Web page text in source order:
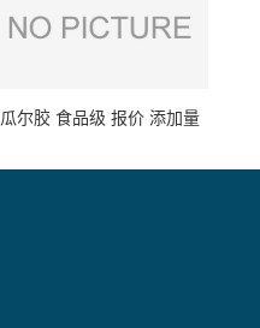
瓜尔胶 食品级 报价 添加量